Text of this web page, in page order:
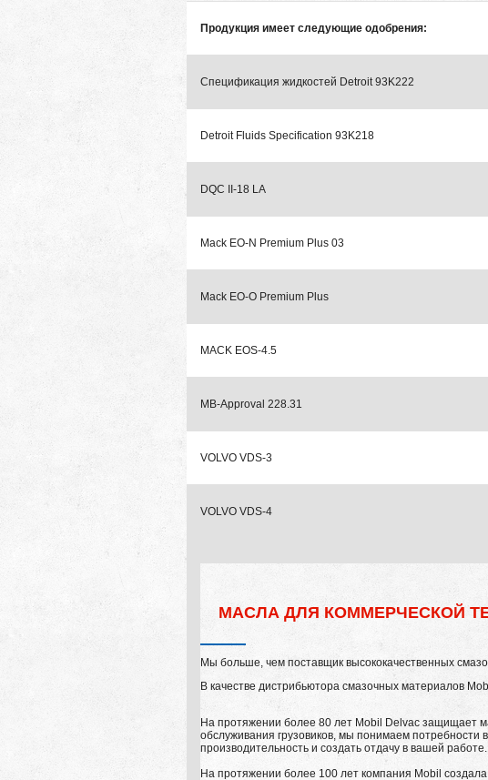
Продукция имеет следующие одобрения:
Спецификация жидкостей Detroit 93K222
Detroit Fluids Specification 93K218
DQC II-18 LA
Mack EO-N Premium Plus 03
Mack EO-O Premium Plus
MACK EOS-4.5
MB-Approval 228.31
VOLVO VDS-3
VOLVO VDS-4
МАСЛА ДЛЯ КОММЕРЧЕСКОЙ
Мы больше, чем поставщик высококачественных
В качестве дистрибьютора смазочных материалов
На протяжении более 80 лет Mobil Delvac защищает
обслуживания грузовиков, мы понимаем потребности
производительность и создать отдачу в вашей работе.
На протяжении более 100 лет компания Mobil